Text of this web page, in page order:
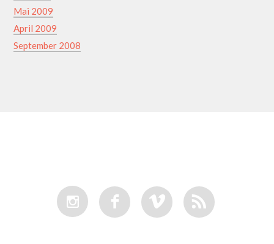
Mai 2009
April 2009
September 2008
I F V R